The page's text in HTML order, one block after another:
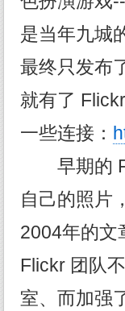
是当年九城
最终只发布
就有了
一些连接：
早期的
自己的照片
2004年的文
Flickr 团队
室、而加强